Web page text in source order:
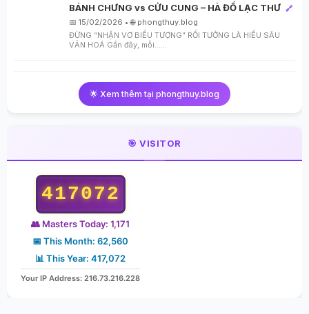
BÁNH CHƯNG vs CỬU CUNG – HÀ ĐỒ LẠC THƯ 🔗
📅 15/02/2026 • 🌐 phongthuy.blog
ĐỪNG “NHẬN VƠ BIỂU TƯỢNG” RỒI TƯỞNG LÀ HIỂU SÂU
VĂN HOÁ Gần đây, mỗi…...
🌟 Xem thêm tại phongthuy.blog
🎯 VISITOR
417072
👥 Masters Today: 1,171
📅 This Month: 62,560
📊 This Year: 417,072
Your IP Address: 216.73.216.228